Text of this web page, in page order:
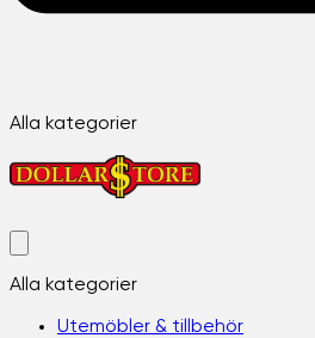
Alla kategorier
Alla kategorier
Utemöbler & tillbehör